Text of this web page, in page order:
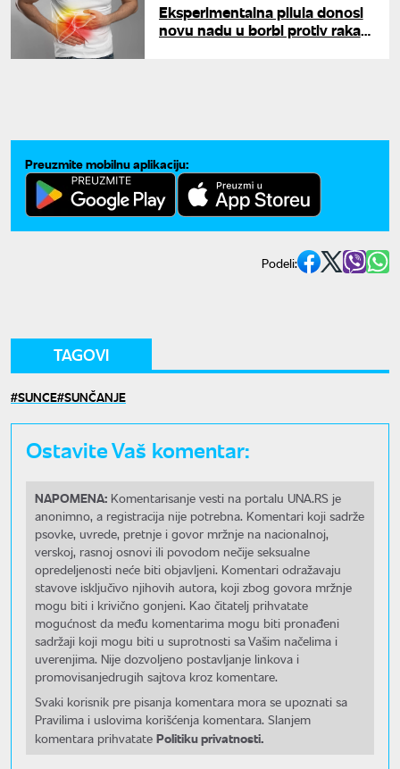
Eksperimentalna pilula donosi
novu nadu u borbi protiv raka
Preuzmite mobilnu aplikaciju:
Podeli:
TAGOVI
SUNCE SUNČANJE
Ostavite Vaš komentar:
NAPOMENA: Komentarisanje vesti na portalu UNA.RS je
anonimno, a registracija nije potrebna. Komentari koji sadrže
psovke, uvrede, pretnje i govor mržnje na nacionalnoj,
verskoj, rasnoj osnovi ili povodom nečije seksualne
opredeljenosti neće biti objavljeni. Komentari odražavaju
stavove isključivo njihovih autora, koji zbog govora mržnje
mogu biti i krivično gonjeni. Kao čitatelj prihvatate
mogućnost da među komentarima mogu biti pronađeni
sadržaji koji mogu biti u suprotnosti sa Vašim načelima i
uverenjima. Nije dozvoljeno postavljanje linkova i
promovisanjedrugih sajtova kroz komentare.
Svaki korisnik pre pisanja komentara mora se upoznati sa
Pravilima i uslovima korišćenja komentara. Slanjem
komentara prihvatate Politiku privatnosti.